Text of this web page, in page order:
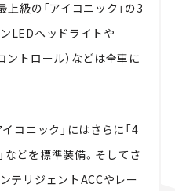
上級の「アイコニック」の3
LEDヘッドライトや
ントロール）などは全車に
コニック」にはさらに「4
などを標準装備。そしてさ
ンテリジェントACCやレー